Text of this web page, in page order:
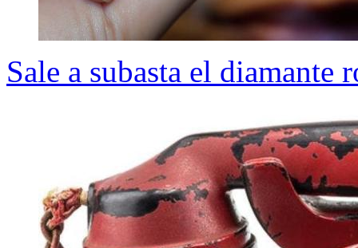
Sale a subasta el diamante